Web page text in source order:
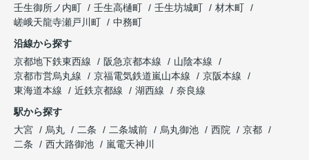
壬生御所ノ内町
壬生高樋町 壬生坊城町
材木町
嵯峨天龍寺瀬戸川町
中務町
沿線から探す
京都地下鉄東西線
阪急京都本線
山陰本線
京都市営烏丸線
京福電気鉄道嵐山本線
京阪本線
東海道本線
近鉄京都線 湖西線
奈良線
駅から探す
大宮
烏丸 二条 二条城前 烏丸御池 西院
京都
二条
西大路御池 嵐電天神川